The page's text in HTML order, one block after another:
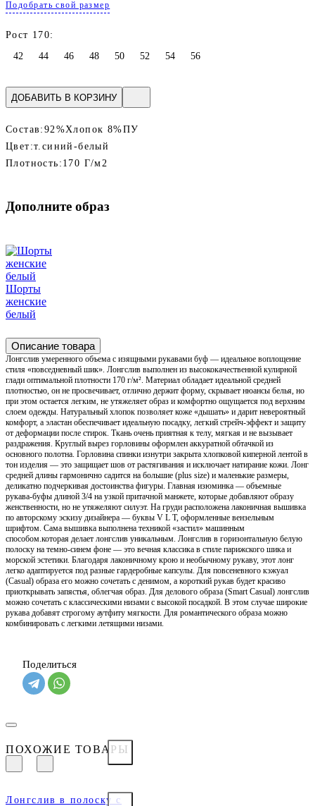
Подобрать свой размер
Рост 170:
42
44 46 48 50 52 54 56
ДОБАВИТЬ В КОРЗИНУ
Состав: 92%Хлопок 8%ПУ
Цвет:т.синий-белый
Плотность: 170 Г/м2
Дополните образ
Шорты
женские
белый
Описание товара
Лонгслив умеренного объема с изящными рукавами буф — идеальное воплощение
стиля «повседневный шик». Лонгслив выполнен из высококачественной кулирной
глади оптимальной плотности 170 г/м². Материал обладает идеальной средней
плотностью, он не просвечивает, отлично держит форму, скрывает нюансы белья, но
при этом остается легким, не утяжеляет образ и комфортно ощущается под верхним
слоем одежды. Натуральный хлопок позволяет коже «дышать» и дарит невероятный
комфорт, а эластан обеспечивает идеальную посадку, легкий стрейч-эффект и защиту
от деформации после стирок. Ткань очень приятная к телу, мягкая и не вызывает
раздражения. Круглый вырез горловины оформлен аккуратной обтачкой из
основного полотна. Горловина спинки изнутри закрыта хлопковой киперной лентой в
тон изделия — это защищает шов от растягивания и исключает натирание кожи. Лонг
средней длины гармонично садится на большие (plus size) и маленькие размеры,
деликатно подчеркивая достоинства фигуры. Главная изюминка — объемные
рукава-буфы длиной 3/4 на узкой притачной манжете, которые добавляют образу
женственности, но не утяжеляют силуэт. На груди расположена лаконичная вышивка
по авторскому эскизу дизайнера — буквы V L T, оформленные вензельным
шрифтом. Сама вышивка выполнена техникой «застил» машинным
способом.которая делает лонгслив уникальным. Лонгслив в горизонтальную белую
полоску на темно-синем фоне — это вечная классика в стиле парижского шика и
морской эстетики. Благодаря лаконичному крою и необычному рукаву, этот лонг
легко адаптируется под разные гардеробные капсулы. Для повсеневного кэжуал
(Casual) образа его можно сочетать с денимом, а короткий рукав будет красиво
приоткрывать запястья, облегчая образ. Для делового образа (Smart Casual) лонгслив
можно сочетать с классическими низами с высокой посадкой. В этом случае широкие
рукава добавят строгому аутфиту мягкости. Для романтического образа можно
комбинировать с легкими летящими низами.
Поделиться
ПОХОЖИЕ ТОВАРЫ
Лонгслив в полоску с